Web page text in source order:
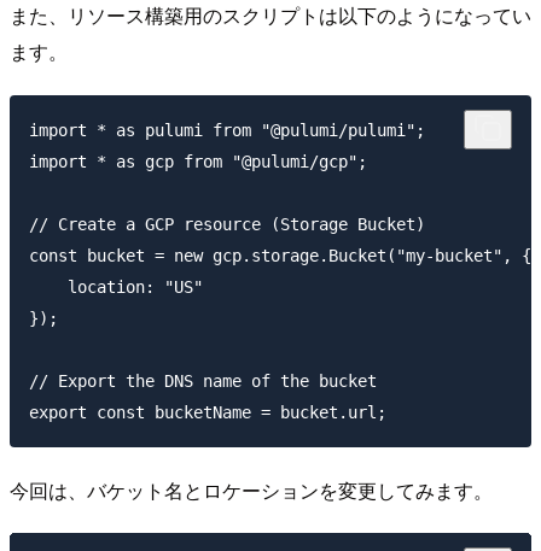
また、リソース構築用のスクリプトは以下のようになってい
ます。
import * as pulumi from "@pulumi/pulumi";
import * as gcp from "@pulumi/gcp";
// Create a GCP resource (Storage Bucket)
const bucket = new gcp.storage.Bucket("my-bucket", {
    location: "US"
});
// Export the DNS name of the bucket
今回は、バケット名とロケーションを変更してみます。